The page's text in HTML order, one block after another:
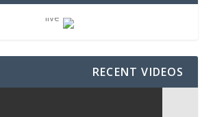
RECENT VIDEOS